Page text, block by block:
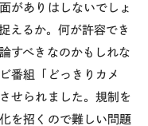
がありはしないでしょ
えるか。何が許容でき
すべきなのかもしれな
番組「どっきりカメ
せられました。規制を
を招くので難しい問題